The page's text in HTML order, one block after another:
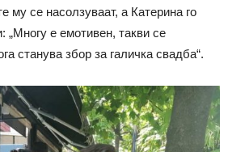
му се насолзуваат, а Катерина го
„Многу е емотивен, такви се
станува збор за галичка свадба“.